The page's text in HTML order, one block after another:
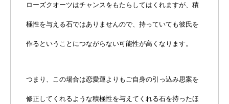
ローズクオーツはチャンスをもたらしてはくれますが、積
極性を与える石ではありませんので、持っていても彼氏を
作るということにつながらない可能性が高くなります。
つまり、この場合は恋愛運よりもご自身の引っ込み思案を
修正してくれるような積極性を与えてくれる石を持ったほ